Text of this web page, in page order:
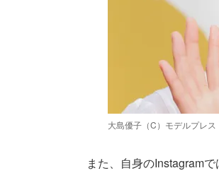
大島優子（C）モデルプレス
また、自身のInstagram